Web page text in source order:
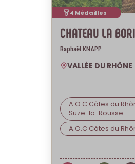
CHATEAU LA
4 Médailles
Raphaël KNAPP
VALLÉE DU RHÔNE
A.O.C Côtes du
Suze-la-Rousse
A.O.C Côtes du